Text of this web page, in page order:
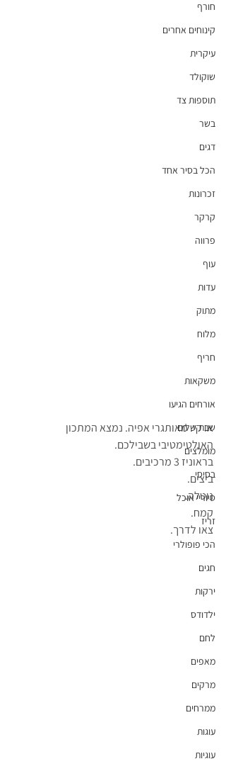
חורף
קינוחים אחרים
עיקרית
שוקולד
תוספות צד
בשר
דגים
הכל בסיר אחד
זכרונות
קרקר
פרווה
עוף
עדות
מתוק
מלוח
חריף
משקאות
אורחים הגיעו
שבת שלום
מומלצים
בסיסי
סיוריי אוכל
זריז
הכי פופולרי
חגים
ירקות
ילדודס
לחם
מאפים
מרקים
ממרחים
עוגות
עוגיות
או קי. מאותגרי אפיה. נמצא המתכון
האולטימטיבי בשבילכם.
בראוניז 3 מרכיבים.
ביצים.
נוטלה.
קמח.
צאו לדרך.